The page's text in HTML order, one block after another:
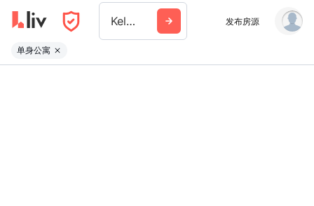
Kelowna 发布房源
单身公寓